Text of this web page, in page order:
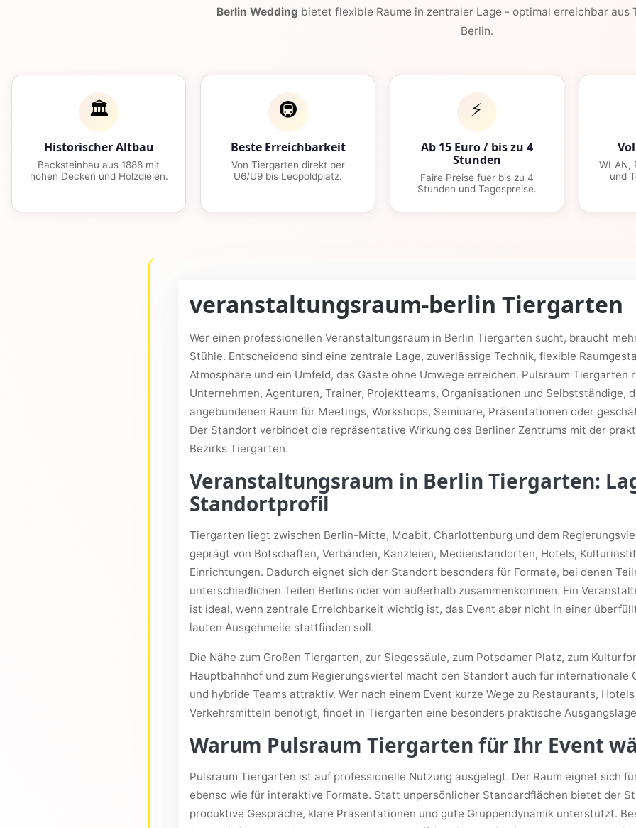
Berlin Wedding bietet flexible Raume in zentraler Lage - optimal erreichbar aus
Berlin.
🏛️
Historischer Altbau
Backsteinbau aus 1888 mit
hohen Decken und Holzdielen.
🚇
Beste Erreichbarkeit
Von Tiergarten direkt per
U6/U9 bis Leopoldplatz.
⚡
Ab 15 Euro / bis zu 4
Stunden
Faire Preise fuer bis zu 4
Stunden und Tagespreise.
WLAN,
und
veranstaltungsraum-berlin Tiergarten
Wer einen professionellen Veranstaltungsraum in Berlin Tiergarten sucht, braucht
Stühle. Entscheidend sind eine zentrale Lage, zuverlässige Technik, flexible
Atmosphäre und ein Umfeld, das Gäste ohne Umwege erreichen. Pulsraum Tiergarten
Unternehmen, Agenturen, Trainer, Projektteams, Organisationen und Selbstständige,
angebundenen Raum für Meetings, Workshops, Seminare, Präsentationen oder
Der Standort verbindet die repräsentative Wirkung des Berliner Zentrums mit der
Bezirks Tiergarten.
Veranstaltungsraum in Berlin Tiergarten:
Standortprofil
Tiergarten liegt zwischen Berlin-Mitte, Moabit, Charlottenburg und dem
geprägt von Botschaften, Verbänden, Kanzleien, Medienstandorten, Hotels,
Einrichtungen. Dadurch eignet sich der Standort besonders für Formate, bei denen
unterschiedlichen Teilen Berlins oder von außerhalb zusammenkommen. Ein
ist ideal, wenn zentrale Erreichbarkeit wichtig ist, das Event aber nicht in einer
lauten Ausgehmeile stattfinden soll.
Die Nähe zum Großen Tiergarten, zur Siegessäule, zum Potsdamer Platz, zum
Hauptbahnhof und zum Regierungsviertel macht den Standort auch für internationale
und hybride Teams attraktiv. Wer nach einem Event kurze Wege zu Restaurants,
Verkehrsmitteln benötigt, findet in Tiergarten eine besonders praktische
Warum Pulsraum Tiergarten für Ihr Event
Pulsraum Tiergarten ist auf professionelle Nutzung ausgelegt. Der Raum eignet sich
ebenso wie für interaktive Formate. Statt unpersönlicher Standardflächen bietet der
produktive Gespräche, klare Präsentationen und gute Gruppendynamik unterstützt.